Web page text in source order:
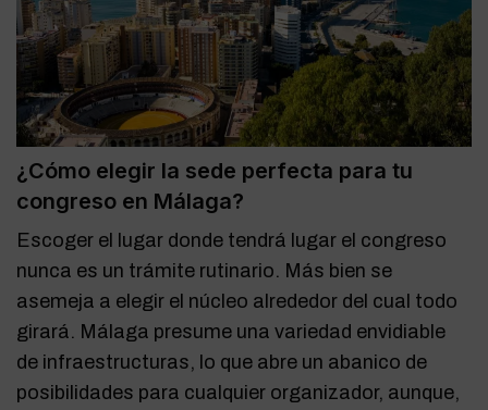
¿Cómo elegir la sede perfecta para tu
congreso en Málaga?
Escoger el lugar donde tendrá lugar el congreso
nunca es un trámite rutinario. Más bien se
asemeja a elegir el núcleo alrededor del cual todo
girará. Málaga presume una variedad envidiable
de infraestructuras, lo que abre un abanico de
posibilidades para cualquier organizador, aunque,